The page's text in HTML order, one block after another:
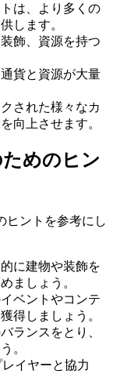
は、より多くの
します。
飾、資源を持つ
貨と資源が大量
された様々なカ
向上させます。
めのヒン
ヒントを参考にし
に建物や装飾を
ましょう。
ベントやコンテ
得しましょう。
ランスをとり、
。
イヤーと協力